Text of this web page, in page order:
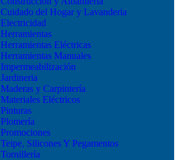
Cuidado del Hogar y Lavanderia
Electricidad
Herramientas
Herramientas Eléctricas
Herramientas Manuales
Impermeabilización
Jardineria
Maderas y Carpintería
Materiales Eléctricos
Pinturas
Plomería
Promociones
Teipe, Silicones Y Pegamentos
Tornillería